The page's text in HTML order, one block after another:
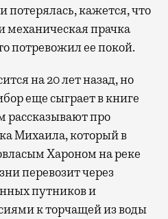
потерялась, кажется, что
механическая прачка
потревожил ее покой.
на 20 лет назад, но
еще сыграет в книге
рассказывают про
Михаила, который в
Хароном на реке
перевозит через
путников и
к торчащей из воды